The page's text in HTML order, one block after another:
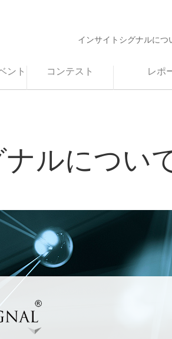
インサイトシグナルにつ
ント コンテスト レポ
ルについ